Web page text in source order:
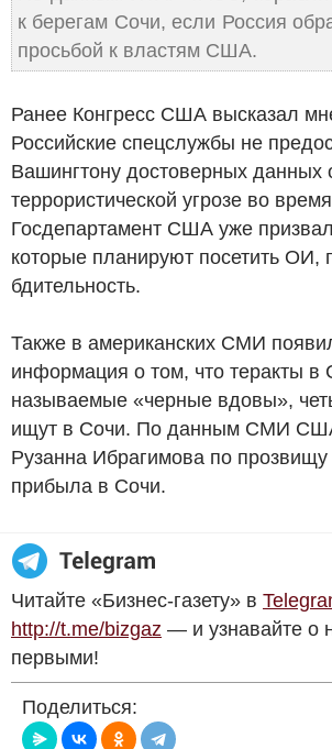
к берегам Сочи, если Россия
просьбой к властям США.
Ранее Конгресс США высказал
Российские спецслужбы не
Вашингтону достоверных данных
террористической угрозе во
Госдепартамент США уже
которые планируют посетить ОИ,
бдительность.
Также в американских СМИ
информация о том, что теракты в
называемые «черные вдовы»,
ищут в Сочи. По данным СМИ
Рузанна Ибрагимова по
прибыла в Сочи.
Читайте «Бизнес-газету» в
http://t.me/bizgaz — и узнавайте о
первыми!
Поделиться: